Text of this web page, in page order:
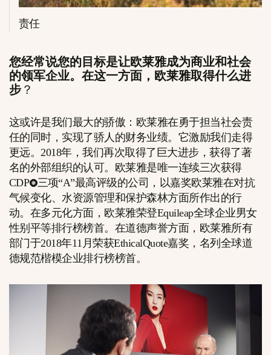
责任
您经常说您的目标是让欧莱雅成为商业和社会
的领军企业。在这一方面，欧莱雅取得什么进
步 ？
这或许是我们最大的骄傲：欧莱雅在勇于担当社会责
任的同时，实现了骄人的财务业绩。它激励我们走得
更远。2018年，我们再次取得了巨大进步，获得了著
名的外部组织的认可。欧莱雅是唯一连续三次获得
CDP
三项“A”最高评级的公司，以嘉奖欧莱雅在对抗
气候变化、水资源管理和保护森林方面所作出的行
动。在多元化方面，欧莱雅荣登Equileap全球企业男女
性别平等排行榜榜首。在道德声誉方面，欧莱雅所有
部门于2018年11月荣获EthicalQuote嘉奖，名列全球道
德规范楷模企业排行榜榜首。